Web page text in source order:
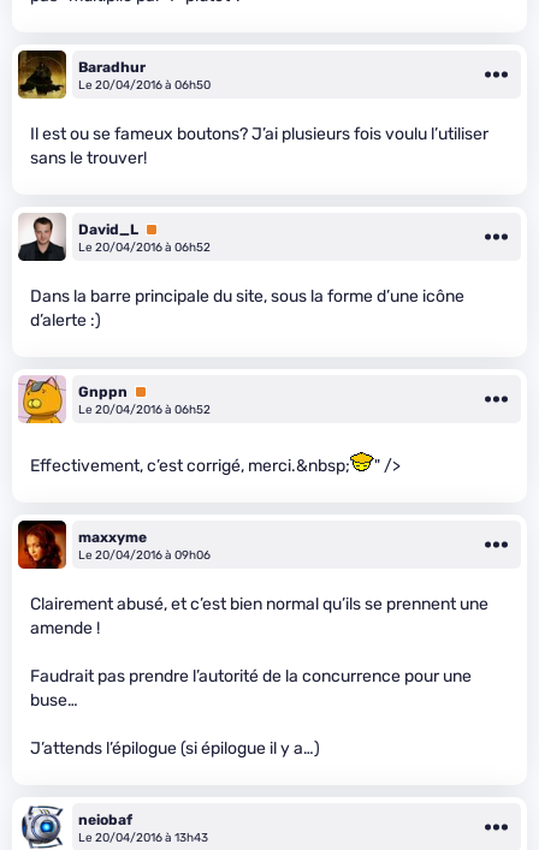
Baradhur
Le 20/04/2016 à 06h50
Il est ou se fameux boutons? J’ai plusieurs fois voulu l’utiliser
sans le trouver!
David_L Premium
Le 20/04/2016 à 06h52
Dans la barre principale du site, sous la forme d’une icône
d’alerte :)
Gnppn
Premium
Le 20/04/2016 à 06h52
Effectivement, c’est corrigé, merci.&nbsp; " />
maxxyme
Le 20/04/2016 à 09h06
Clairement abusé, et c’est bien normal qu’ils se prennent une
amende !
Faudrait pas prendre l’autorité de la concurrence pour une
buse…
J’attends l’épilogue (si épilogue il y a…)
neiobaf
Le 20/04/2016 à 13h43